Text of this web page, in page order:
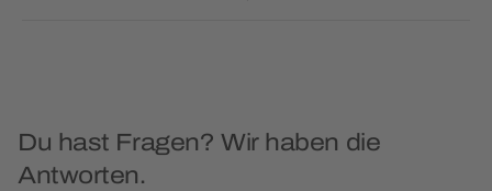
Du hast Fragen? Wir haben die
Antworten.